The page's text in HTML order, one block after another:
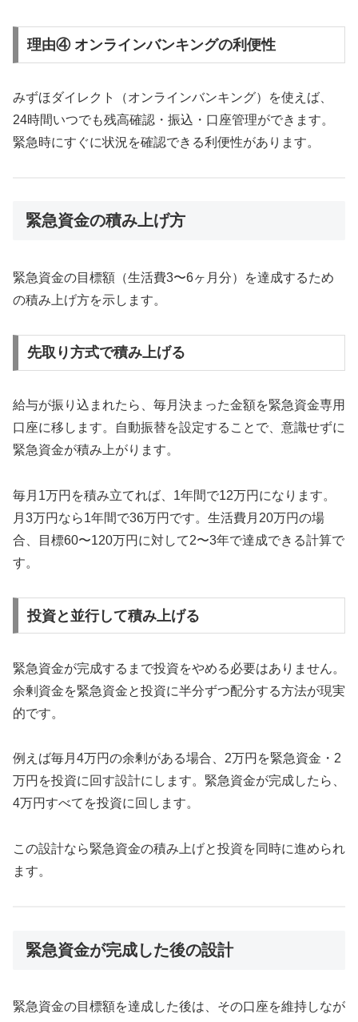
理由④ オンラインバンキングの利便性
みずほダイレクト（オンラインバンキング）を使えば、
24時間いつでも残高確認・振込・口座管理ができます。
緊急時にすぐに状況を確認できる利便性があります。
緊急資金の積み上げ方
緊急資金の目標額（生活費3〜6ヶ月分）を達成するため
の積み上げ方を示します。
先取り方式で積み上げる
給与が振り込まれたら、毎月決まった金額を緊急資金専用
口座に移します。自動振替を設定することで、意識せずに
緊急資金が積み上がります。
毎月1万円を積み立てれば、1年間で12万円になります。
月3万円なら1年間で36万円です。生活費月20万円の場
合、目標60〜120万円に対して2〜3年で達成できる計算で
す。
投資と並行して積み上げる
緊急資金が完成するまで投資をやめる必要はありません。
余剰資金を緊急資金と投資に半分ずつ配分する方法が現実
的です。
例えば毎月4万円の余剰がある場合、2万円を緊急資金・2
万円を投資に回す設計にします。緊急資金が完成したら、
4万円すべてを投資に回します。
この設計なら緊急資金の積み上げと投資を同時に進められ
ます。
緊急資金が完成した後の設計
緊急資金の目標額を達成した後は、その口座を維持しなが